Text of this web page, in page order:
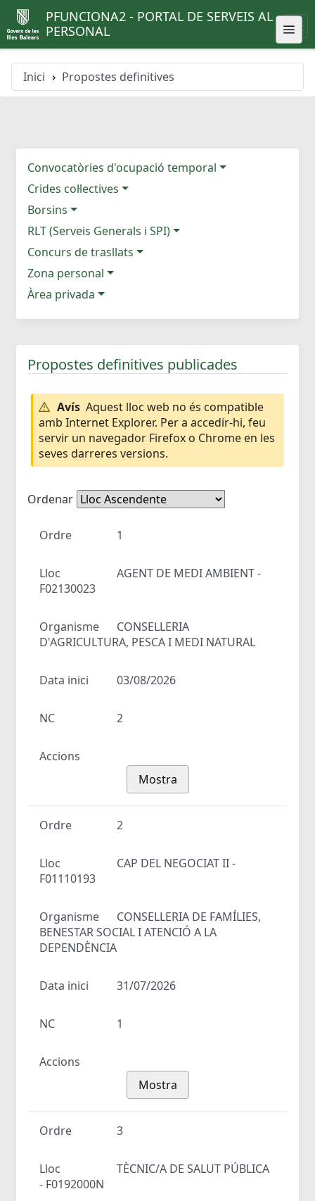
PFUNCIONA2 - PORTAL DE SERVEIS AL
PERSONAL
Inici Propostes definitives
Convocatòries d'ocupació temporal
Crides col·lectives
Borsins
RLT (Serveis Generals i SPI)
Concurs de trasllats
Zona personal
Àrea privada
Propostes definitives publicades
Avís Aquest lloc web no és compatible
amb Internet Explorer. Per a accedir-hi, feu
servir un navegador Firefox o Chrome en les
seves darreres versions.
Ordenar
Ordre 1
Lloc
AGENT DE MEDI AMBIENT -
F02130023
Organisme
CONSELLERIA
D'AGRICULTURA, PESCA I MEDI NATURAL
Data inici 03/08/2026
NC 2
Accions
Mostra
Ordre 2
Lloc
CAP DEL NEGOCIAT II -
F01110193
Organisme
CONSELLERIA DE FAMÍLIES,
BENESTAR SOCIAL I ATENCIÓ A LA
DEPENDÈNCIA
Data inici 31/07/2026
NC 1
Accions
Mostra
Ordre 3
Lloc
TÈCNIC/A DE SALUT PÚBLICA
- F0192000N